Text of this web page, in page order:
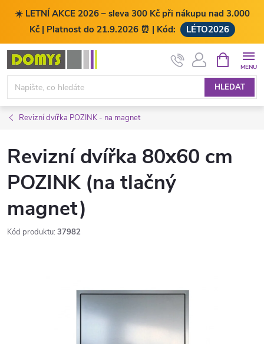
☀️ LETNÍ AKCE 2026 – sleva 300 Kč při nákupu nad 3.000
Kč | Platnost do 21.9.2026 ⏰ | Kód:
LÉTO2026
Přejít
obsah
HLEDAT
NÁKUPNÍ
KOŠÍK
Revizní dvířka POZINK - na magnet
Revizní dvířka 80x60 cm
POZINK (na tlačný
magnet)
Kód produktu: 37982